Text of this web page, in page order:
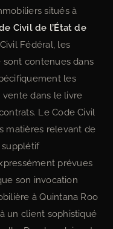
situés à
Civil de l’État de
Fédéral, les
sont contenues dans
les
dans le livre
Le Code Civil
matières relevant de
prévues
son invocation
à Quintana Roo
un client sophistiqué